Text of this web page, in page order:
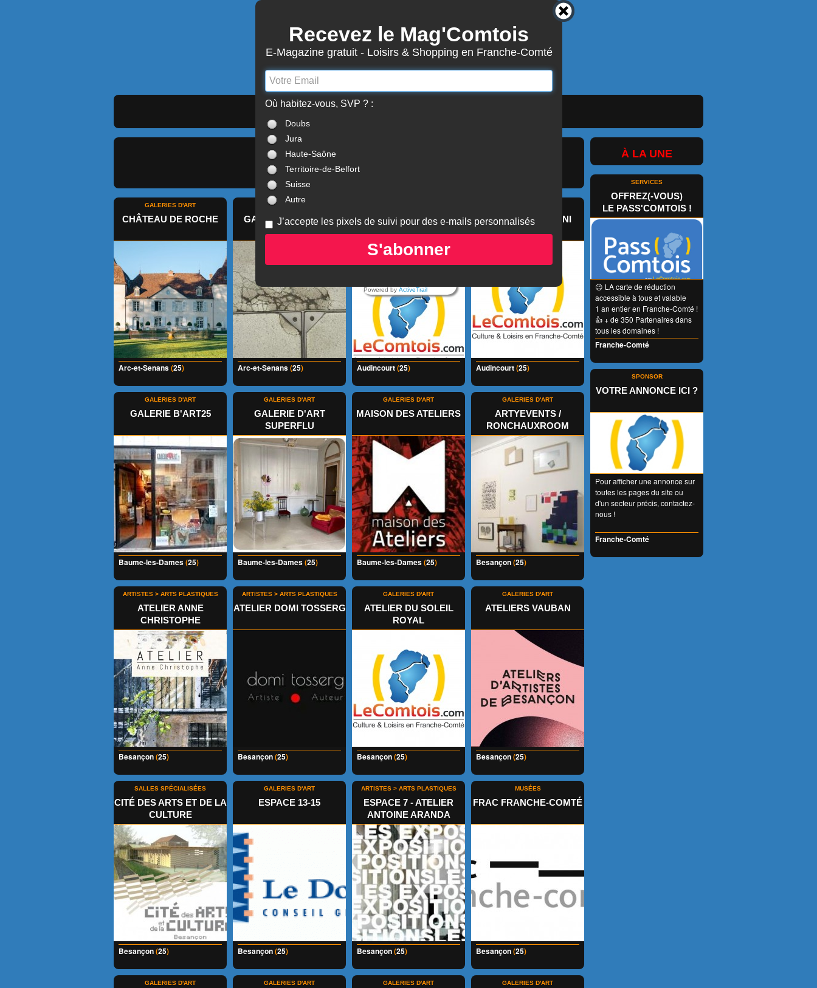
LeComtois.com - Culture & loisirs en
3942Actualités
7870 Structures
ACTUALITÉS
Galeries d'art
GALERIES D'ART
CHÂTEAU DE ROCHE
Arc-et-Senans(25)
GALERIES D'ART
GALERIE DU CARRÉ
Arc-et-Senans(25)
CENTRE RÉGIONAL
PLASTIQUES ET À LA
BANDE DESSINÉE
Audincourt(25)
GALERIE BRISSONI
Audincourt(25)
GALERIES D'ART
GALERIE B'ART25
Baume-les-Dames(25)
GALERIES D'ART
GALERIE D'ART
SUPERFLU
Baume-les-Dames(25)
GALERIES D'ART
MAISON DES ATELIERS
Baume-les-Dames(25)
GALERIES D'ART
ARTYEVENTS /
RONCHAUXROOM
Besançon(25)
ARTISTES > ARTS PLASTIQUES
ATELIER ANNE
CHRISTOPHE
Besançon(25)
ARTISTES > ARTS PLASTIQUES
ATELIER DOMI TOSSERG
Besançon(25)
GALERIES D'ART
ATELIER DU SOLEIL
ROYAL
Besançon(25)
GALERIES D'ART
ATELIERS VAUBAN
Besançon(25)
SALLES SPÉCIALISÉES
CITÉ DES ARTS ET DE LA
CULTURE
Besançon(25)
GALERIES D'ART
ESPACE 13-15
Besançon(25)
ARTISTES > ARTS PLASTIQUES
ESPACE 7 - ATELIER
ANTOINE ARANDA
Besançon(25)
MUSÉES
FRAC FRANCHE-COMTÉ
Besançon(25)
GALERIES D'ART GALERIES D'ART GALERIES D'ART GALERIES D'ART
À LA UNE
SERVICES
OFFREZ(-VOUS)
LE PASS'COMTOIS !
😉 LA carte de réduction
accessible à tous et valable
1 an entier en Franche-Comté !
👍 + de 350 Partenaires dans
tous les domaines !
Franche-Comté
SPONSOR
VOTRE ANNONCE ICI ?
Pour afficher une annonce sur
toutes les pages du site ou
d'un secteur précis, contactez-
nous !
Franche-Comté
Recevez le Mag'Comtois
E-Magazine gratuit - Loisirs & Shopping en Franche-Comté
Où habitez-vous, SVP ? :
Doubs
Jura
Haute-Saône
Territoire-de-Belfort
Suisse
Autre
J’accepte les pixels de suivi pour des e-mails personnalisés
S'abonner
Powered by ActiveTrail